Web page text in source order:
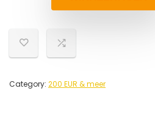
Category: 200 EUR & meer